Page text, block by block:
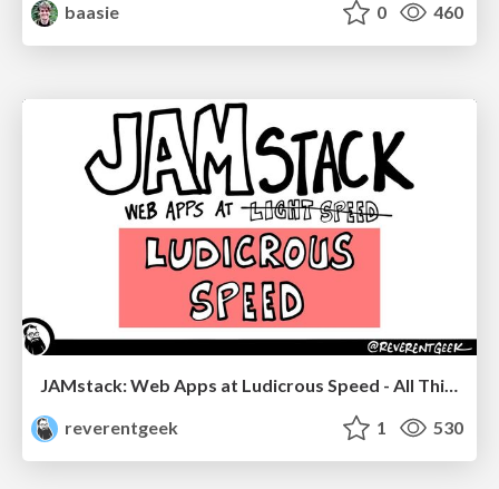
baasie
0 460
reverentgeek
1 530